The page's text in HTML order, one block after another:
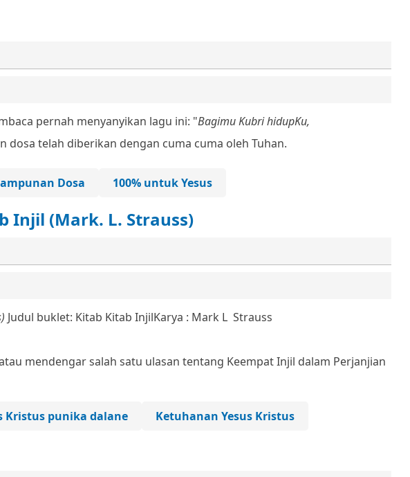
pernah menyanyikan lagu ini: "Bagimu Kubri hidupKu,
dosa telah diberikan dengan cuma cuma oleh Tuhan.
Dosa 100% untuk Yesus
Injil (Mark. L. Strauss)
Judul buklet: Kitab Kitab InjilKarya : Mark L Strauss
mendengar salah satu ulasan tentang Keempat Injil dalam Perjanjian
Kristus punika dalane Ketuhanan Yesus Kristus